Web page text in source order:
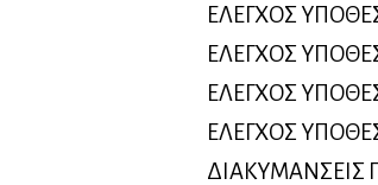
ΕΛΕΓΧΟΣ
ΕΛΕΓΧΟΣ
ΕΛΕΓΧΟΣ
ΕΛΕΓΧΟΣ
ΔΙΑΚΥΜΑΝΣΕΙΣ